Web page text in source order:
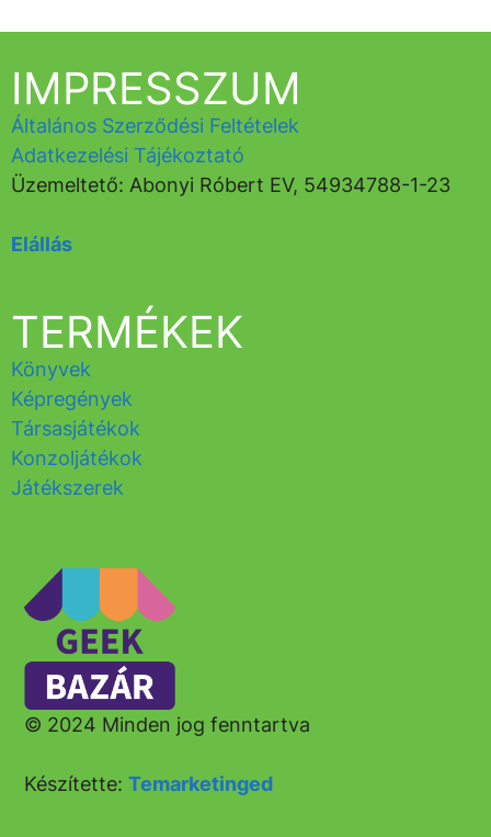
© 2024 Minden jog fenntartva
Készítette:Temarketinged
TERMÉKEK
Könyvek
Képregények
Társasjátékok
Konzoljátékok
Játékszerek
IMPRESSZUM
Általános Szerződési Feltételek
Adatkezelési Tájékoztató
Üzemeltető: Abonyi Róbert EV, 54934788-1-23
Elállás